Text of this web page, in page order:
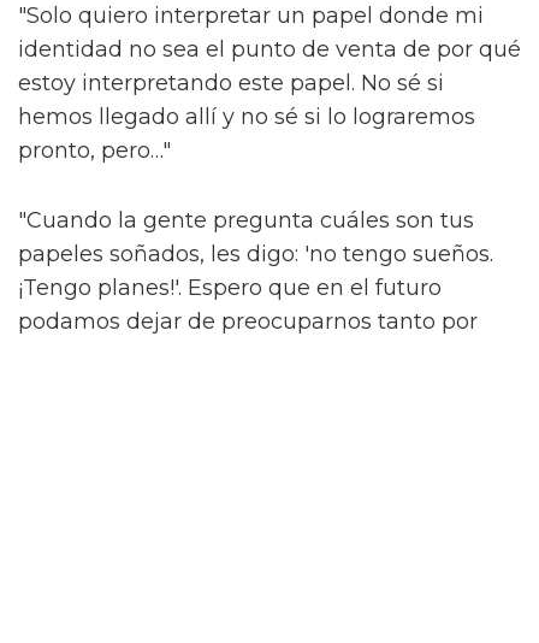
"Solo quiero interpretar un papel donde mi
identidad no sea el punto de venta de por qué
estoy interpretando este papel. No sé si
hemos llegado allí y no sé si lo lograremos
pronto, pero…"
"Cuando la gente pregunta cuáles son tus
papeles soñados, les digo: 'no tengo sueños.
¡Tengo planes!'. Espero que en el futuro
podamos dejar de preocuparnos tanto por